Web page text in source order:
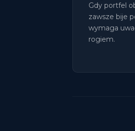
Gdy portfel
zawsze bije
wymaga
rogiem.